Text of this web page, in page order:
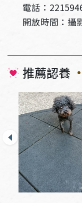
電話：
開放時間：攝
推薦認養
收容編號：新店